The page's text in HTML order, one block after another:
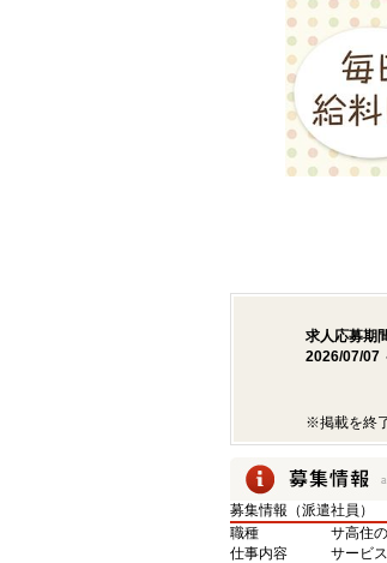
求人応募期
2026/07/07
※掲載を終
募集情報（派遣社員）
職種
サ高住
仕事内容
サービ